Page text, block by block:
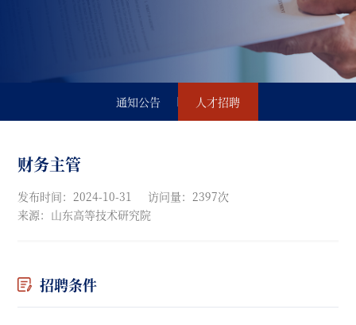
通知公告 人才招聘
财务主管
发布时间：2024-10-31
访问量：2397次
来源：山东高等技术研究院
招聘条件